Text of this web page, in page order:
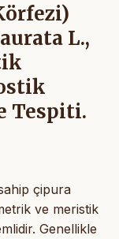
L.,
Tespiti.
çipura
ve meristik
Genellikle